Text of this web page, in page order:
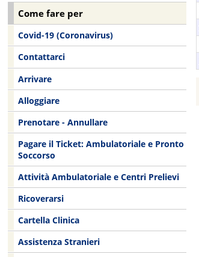
Come fare per
Covid-19 (Coronavirus)
Contattarci
Arrivare
Alloggiare
Prenotare - Annullare
Pagare il Ticket: Ambulatoriale e Pronto
Soccorso
Attività Ambulatoriale e Centri Prelievi
Ricoverarsi
Cartella Clinica
Assistenza Stranieri